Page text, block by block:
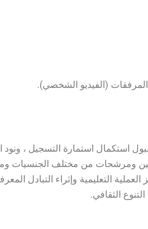
(الفيديو الشخصي).
استكمال استمارة التسجيل ، ونود
ومرشحات من مختلف الجنسيات
التعليمية وإثراء التبادل
الثقافي.